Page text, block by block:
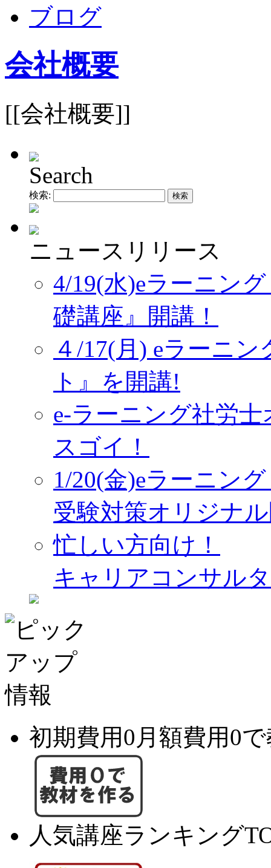
ブログ
会社概要
[[会社概要]]
Search
検索:
ニュースリリース
4/19(水)eラーニン
礎講座』開講！
４/17(月) eラーニ
ト』を開講!
e-ラーニング社労
スゴイ！
1/20(金)eラーニン
受験対策オリジナ
忙しい方向け！
キャリアコンサル
初期費用0月額費用0
人気講座ランキング